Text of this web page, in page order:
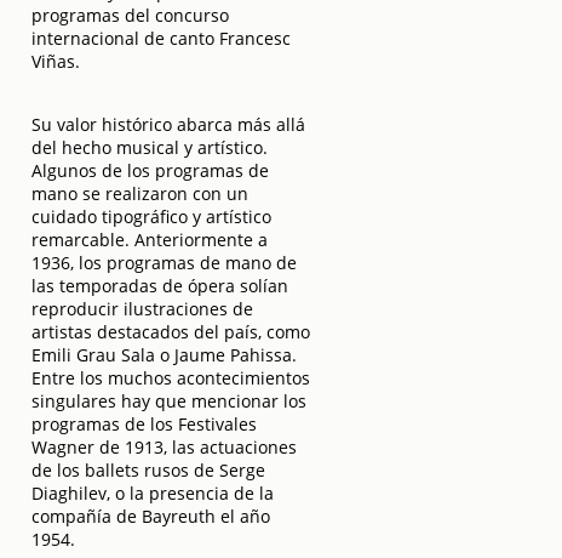
programas del concurso
internacional de canto Francesc
Viñas.
Su valor histórico abarca más allá
del hecho musical y artístico.
Algunos de los programas de
mano se realizaron con un
cuidado tipográfico y artístico
remarcable. Anteriormente a
1936, los programas de mano de
las temporadas de ópera solían
reproducir ilustraciones de
artistas destacados del país, como
Emili Grau Sala o Jaume Pahissa.
Entre los muchos acontecimientos
singulares hay que mencionar los
programas de los Festivales
Wagner de 1913, las actuaciones
de los ballets rusos de Serge
Diaghilev, o la presencia de la
compañía de Bayreuth el año
1954.